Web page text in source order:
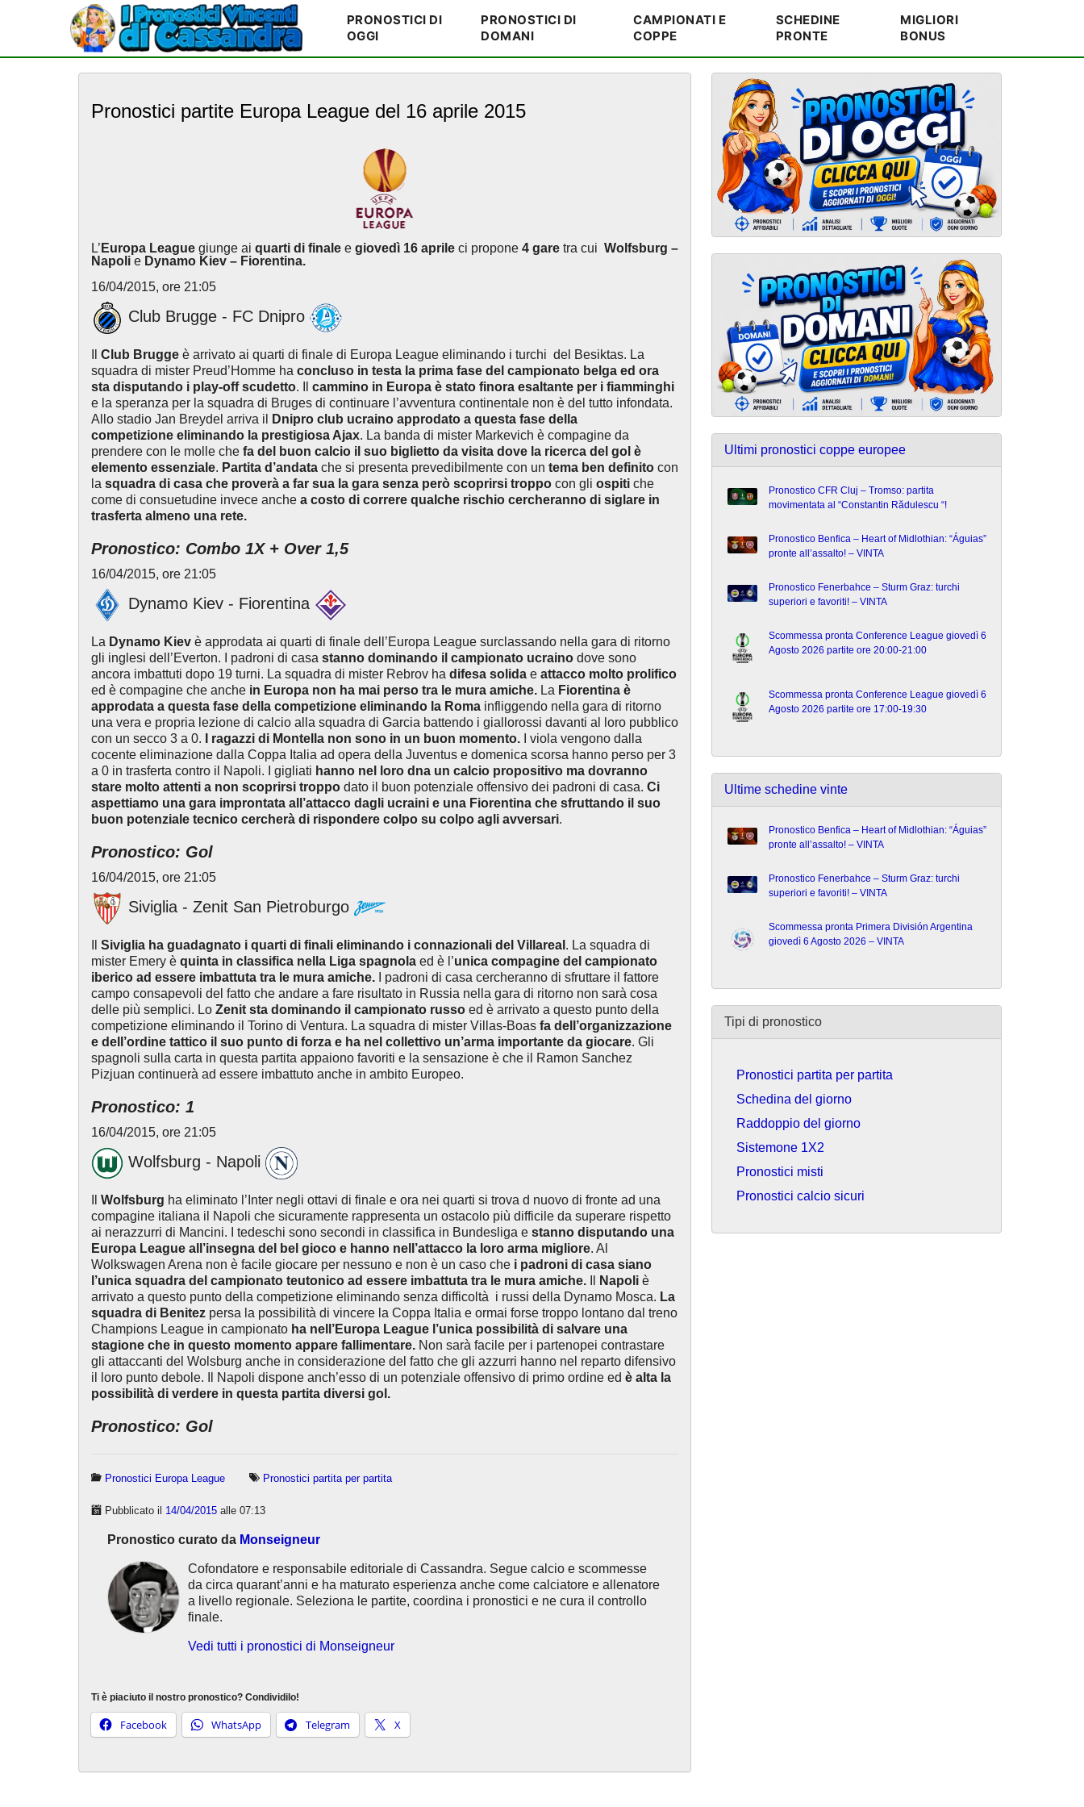
PRONOSTICI DI
OGGI
PRONOSTICI DI
DOMANI
CAMPIONATI E
COPPE
SCHEDINE
PRONTE
MIGLIORI
BONUS
Pronostici partite Europa League del 16 aprile 2015
L’ Europa League giunge ai quarti di finale e giovedì 16 aprile ci propone 4 gare tra cui Wolfsburg –
Napoli e Dynamo Kiev – Fiorentina.
16/04/2015, ore 21:05
Club Brugge - FC Dnipro
Club Brugge è arrivato ai quarti di finale di Europa League eliminando i turchi del Besiktas. La
squadra di mister Preud’Homme ha concluso in testa la prima fase del campionato belga ed ora
sta disputando i play-off scudetto. Il cammino in Europa è stato finora esaltante per i fiamminghi
e la speranza per la squadra di Bruges di continuare l’avventura continentale non è del tutto infondata.
Allo stadio Jan Breydel arriva il
Dnipro club ucraino approdato a questa fase della
competizione eliminando la prestigiosa Ajax. La banda di mister Markevich è compagine da
prendere con le molle che fa del buon calcio il suo biglietto da visita dove la ricerca del gol è
elemento essenziale. Partita d’andata che si presenta prevedibilmente con un tema ben definito con
la squadra di casa che proverà a far sua la gara senza però scoprirsi troppo con gli ospiti che
come di consuetudine invece anche a costo di correre qualche rischio cercheranno di siglare in
trasferta almeno una rete.
Pronostico: Combo 1X + Over 1,5
16/04/2015, ore 21:05
Dynamo Kiev - Fiorentina
La Dynamo Kiev è approdata ai quarti di finale dell’Europa League surclassando nella gara di ritorno
gli inglesi dell’Everton. I padroni di casa stanno dominando il campionato ucraino dove sono
ancora imbattuti dopo 19 turni. La squadra di mister Rebrov ha difesa solida e attacco molto prolifico
ed è compagine che anche in Europa non ha mai perso tra le mura amiche. La Fiorentina è
approdata a questa fase della competizione eliminando la Roma infliggendo nella gara di ritorno
una vera e propria lezione di calcio alla squadra di Garcia battendo i giallorossi davanti al loro pubblico
con un secco 3 a 0.
I ragazzi di Montella non sono in un buon momento. I viola vengono dalla
cocente eliminazione dalla Coppa Italia ad opera della Juventus e domenica scorsa hanno perso per 3
a 0 in trasferta contro il Napoli. I gigliati hanno nel loro dna un calcio propositivo ma dovranno
stare molto attenti a non scoprirsi troppo dato il buon potenziale offensivo dei padroni di casa. Ci
aspettiamo una gara improntata all’attacco dagli ucraini e una Fiorentina che sfruttando il suo
buon potenziale tecnico cercherà di rispondere colpo su colpo agli avversari.
Pronostico: Gol
16/04/2015, ore 21:05
Siviglia - Zenit San Pietroburgo
Siviglia ha guadagnato i quarti di finali eliminando i connazionali del Villareal . La squadra di
mister Emery è quinta in classifica nella Liga spagnola ed è l’unica compagine del campionato
iberico ad essere imbattuta tra le mura amiche.
I padroni di casa cercheranno di sfruttare il fattore
campo consapevoli del fatto che andare a fare risultato in Russia nella gara di ritorno non sarà cosa
delle più semplici. Lo Zenit sta dominando il campionato russo ed è arrivato a questo punto della
competizione eliminando il Torino di Ventura. La squadra di mister Villas-Boas fa dell’organizzazione
e dell’ordine tattico il suo punto di forza e ha nel collettivo un’arma importante da giocare. Gli
spagnoli sulla carta in questa partita appaiono favoriti e la sensazione è che il Ramon Sanchez
Pizjuan continuerà ad essere imbattuto anche in ambito Europeo.
Pronostico: 1
16/04/2015, ore 21:05
Wolfsburg - Napoli
Wolfsburg ha eliminato l’Inter negli ottavi di finale e ora nei quarti si trova d nuovo di fronte ad una
compagine italiana il Napoli che sicuramente rappresenta un ostacolo più difficile da superare rispetto
ai nerazzurri di Mancini. I tedeschi sono secondi in classifica in Bundesliga e stanno disputando una
Europa League all’insegna del bel gioco e hanno nell’attacco la loro arma migliore. Al
Wolkswagen Arena non è facile giocare per nessuno e non è un caso che i padroni di casa siano
l’unica squadra del campionato teutonico ad essere imbattuta tra le mura amiche.
Napoli è
arrivato a questo punto della competizione eliminando senza difficoltà i russi della Dynamo Mosca. La
squadra di Benitez persa la possibilità di vincere la Coppa Italia e ormai forse troppo lontano dal treno
Champions League in campionato ha nell’Europa League l’unica possibilità di salvare una
stagione che in questo momento appare fallimentare. Non sarà facile per i partenopei contrastare
gli attaccanti del Wolsburg anche in considerazione del fatto che gli azzurri hanno nel reparto difensivo
il loro punto debole. Il Napoli dispone anch’esso di un potenziale offensivo di primo ordine ed è alta la
possibilità di verdere in questa partita diversi gol.
Pronostico: Gol
Pronostici Europa League Pronostici partita per partita
Pubblicato il 14/04/2015 alle 07:13
Pronostico curato da Monseigneur
Cofondatore e responsabile editoriale di Cassandra. Segue calcio e scommesse
da circa quarant’anni e ha maturato esperienza anche come calciatore e allenatore
a livello regionale. Seleziona le partite, coordina i pronostici e ne cura il controllo
finale.
Vedi tutti i pronostici di Monseigneur
Ti è piaciuto il nostro pronostico? Condividilo!
Facebook WhatsApp Telegram X
Ultimi pronostici coppe europee
Pronostico CFR Cluj – Tromso: partita
movimentata al “Constantin Rădulescu “!
Pronostico Benfica – Heart of Midlothian: “Águias”
pronte all’assalto! – VINTA
Pronostico Fenerbahce – Sturm Graz: turchi
superiori e favoriti! – VINTA
Scommessa pronta Conference League giovedì 6
Agosto 2026 partite ore 20:00-21:00
Scommessa pronta Conference League giovedì 6
Agosto 2026 partite ore 17:00-19:30
Ultime schedine vinte
Pronostico Benfica – Heart of Midlothian: “Águias”
pronte all’assalto! – VINTA
Pronostico Fenerbahce – Sturm Graz: turchi
superiori e favoriti! – VINTA
Scommessa pronta Primera División Argentina
giovedì 6 Agosto 2026 – VINTA
Tipi di pronostico
Pronostici partita per partita
Schedina del giorno
Raddoppio del giorno
Sistemone 1X2
Pronostici misti
Pronostici calcio sicuri